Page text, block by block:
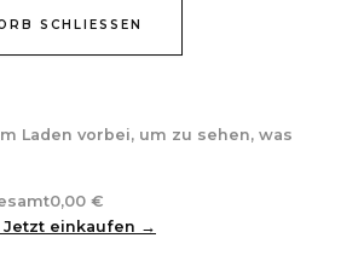
SCHLIESSEN
Laden vorbei, um zu sehen, was
0,00 €
Jetzt einkaufen →